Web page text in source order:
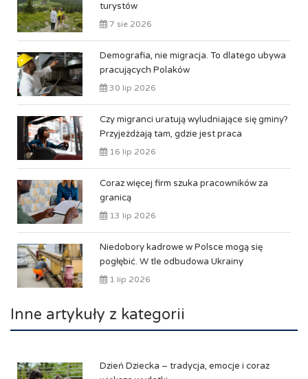
turystów
7 sie 2026
Demografia, nie migracja. To dlatego ubywa
pracujących Polaków
30 lip 2026
Czy migranci uratują wyludniające się gminy?
Przyjeżdżają tam, gdzie jest praca
16 lip 2026
Coraz więcej firm szuka pracowników za
granicą
13 lip 2026
Niedobory kadrowe w Polsce mogą się
pogłębić. W tle odbudowa Ukrainy
1 lip 2026
Inne artykuły z kategorii
Dzień Dziecka – tradycja, emocje i coraz